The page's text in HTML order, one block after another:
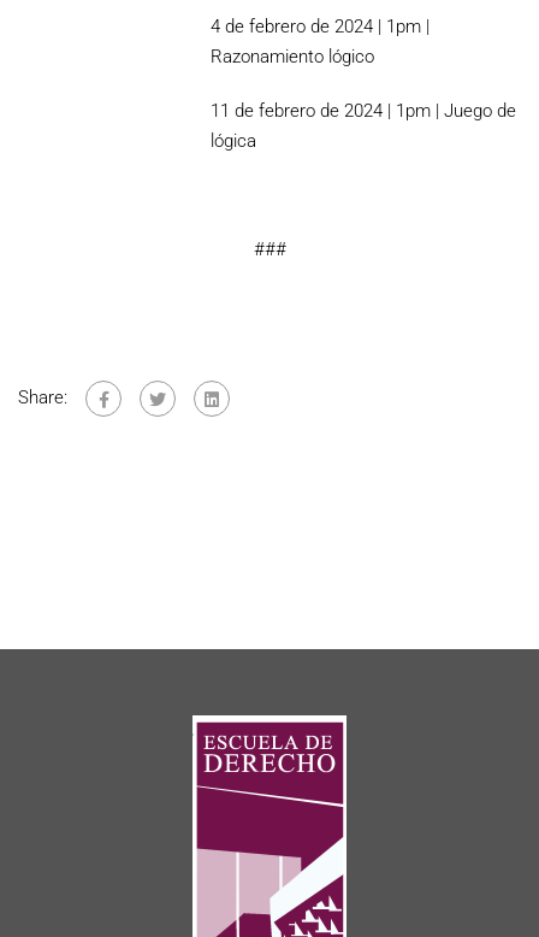
4 de febrero de 2024 | 1pm |
Razonamiento lógico
11 de febrero de 2024 | 1pm | Juego de
lógica
###
Share: